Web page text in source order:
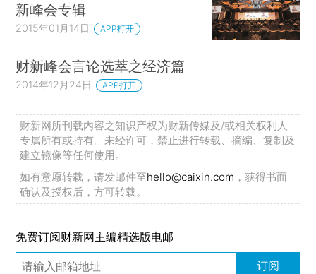
新峰会专辑
2015年01月14日 APP打开
财新峰会言论选萃之经济篇
2014年12月24日 APP打开
财新网所刊载内容之知识产权为财新传媒及/或相关权利人
专属所有或持有。未经许可，禁止进行转载、摘编、复制及
建立镜像等任何使用。
如有意愿转载，请发邮件至hello@caixin.com ，获得书面
确认及授权后，方可转载。
免费订阅财新网主编精选版电邮
订阅